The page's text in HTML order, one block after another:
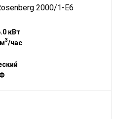
2000/1-E6
кВт
3/час